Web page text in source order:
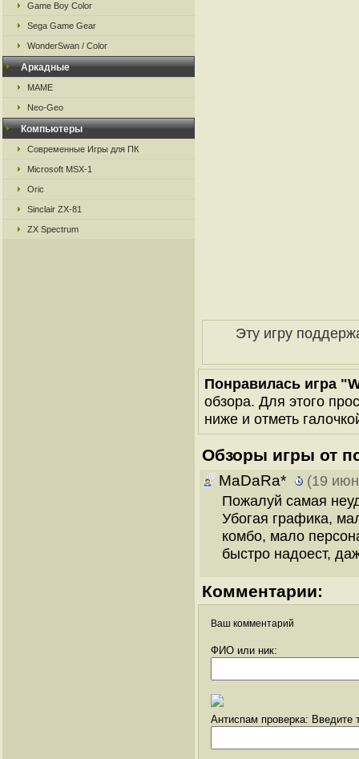
Game Boy Color
Sega Game Gear
WonderSwan / Color
Аркадные
MAME
Neo-Geo
Компьютеры
Современные Игры для ПК
Microsoft MSX-1
Oric
Sinclair ZX-81
ZX Spectrum
Эту игру
Понравилась игра
обзора. Для этого
ниже и отметь
Обзоры игры от
MaDaRa*
(19
Пожалуй самая
Убогая графика,
комбо, мало
быстро надоест,
Комментарии:
Ваш комментарий
ФИО или ник:
Антиспам проверка: Введите